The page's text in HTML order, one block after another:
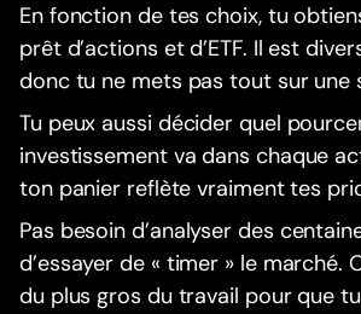
En fonction de tes choix, tu
prêt d’actions et d’ETF. Il est
donc tu ne mets pas tout sur une
Tu peux aussi décider quel
investissement va dans chaque
ton panier reflète vraiment tes
Pas besoin d’analyser des
d’essayer de « timer » le marché.
du plus gros du travail pour que